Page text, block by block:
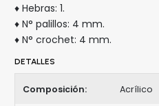
♦ Hebras: 1.
♦ N° palillos: 4 mm.
♦ N° crochet: 4 mm.
DETALLES
Composición: Acrílico